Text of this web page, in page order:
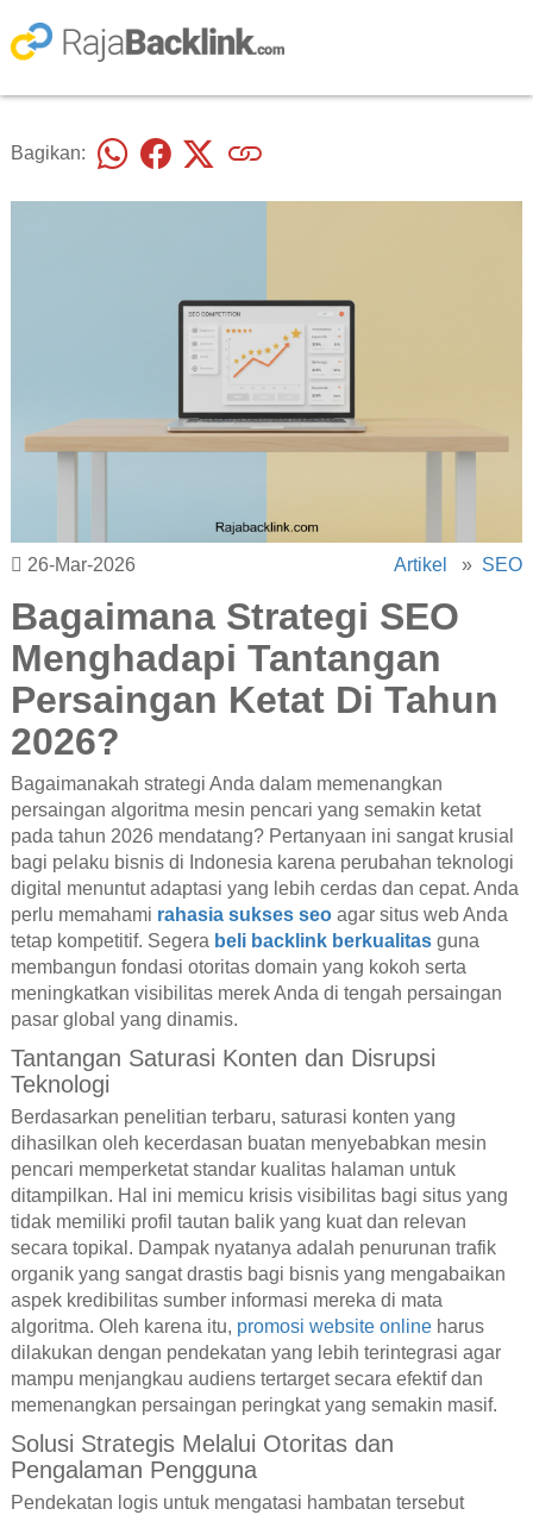
Bagikan:
26-Mar-2026 Artikel » SEO
Bagaimana Strategi SEO
Menghadapi Tantangan
Persaingan Ketat Di Tahun
2026?
Bagaimanakah strategi Anda dalam memenangkan
persaingan algoritma mesin pencari yang semakin ketat
pada tahun 2026 mendatang? Pertanyaan ini sangat krusial
bagi pelaku bisnis di Indonesia karena perubahan teknologi
digital menuntut adaptasi yang lebih cerdas dan cepat. Anda
perlu memahami rahasia sukses seoagar situs web Anda
tetap kompetitif. Segera beli backlink berkualitasguna
membangun fondasi otoritas domain yang kokoh serta
meningkatkan visibilitas merek Anda di tengah persaingan
pasar global yang dinamis.
Tantangan Saturasi Konten dan Disrupsi
Teknologi
Berdasarkan penelitian terbaru, saturasi konten yang
dihasilkan oleh kecerdasan buatan menyebabkan mesin
pencari memperketat standar kualitas halaman untuk
ditampilkan. Hal ini memicu krisis visibilitas bagi situs yang
tidak memiliki profil tautan balik yang kuat dan relevan
secara topikal. Dampak nyatanya adalah penurunan trafik
organik yang sangat drastis bagi bisnis yang mengabaikan
aspek kredibilitas sumber informasi mereka di mata
algoritma. Oleh karena itu, promosi website onlineharus
dilakukan dengan pendekatan yang lebih terintegrasi agar
mampu menjangkau audiens tertarget secara efektif dan
memenangkan persaingan peringkat yang semakin masif.
Solusi Strategis Melalui Otoritas dan
Pengalaman Pengguna
Pendekatan logis untuk mengatasi hambatan tersebut